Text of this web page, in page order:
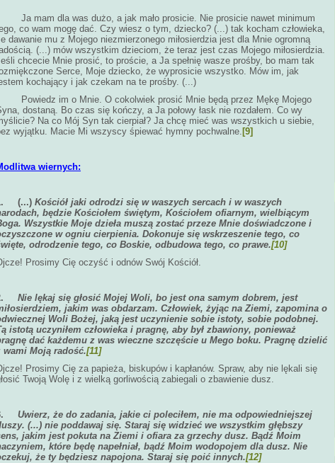
Ja mam dla was dużo, a jak mało prosicie. Nie prosicie nawet minimum
co wam mogę dać. Czy wiesz o tym, dziecko? (...) tak kocham człowieka,
dawanie mu z Mojego niezmierzonego miłosierdzia jest dla Mnie ogromną
(...) mów wszystkim dzieciom, że teraz jest czas Mojego miłosierdzia.
chcecie Mnie prosić, to proście, a Ja spełnię wasze prośby, bo mam tak
Serce, Moje dziecko, że wyprosicie wszystko. Mów im, jak
kochający i jak czekam na te prośby. (...)
im o Mnie. O cokolwiek prosić Mnie będą przez Mękę Mojego
dostaną. Bo czas się kończy, a Ja połowy łask nie rozdałem. Co wy
Na co Mój Syn tak cierpiał? Ja chcę mieć was wszystkich u siebie,
wyjątku. Macie Mi wszyscy śpiewać hymny pochwalne. [9]
wiernych:
(...) Kościół jaki odrodzi się w waszych sercach i w waszych
będzie Kościołem świętym, Kościołem ofiarnym, wielbiącym
Wszystkie Moje dzieła muszą zostać przeze Mnie doświadczone i
w ogniu cierpienia. Dokonuje się wskrzeszenie tego, co
odrodzenie tego, co Boskie, odbudowa tego, co prawe.[10]
Prosimy Cię oczyść i odnów Swój Kościół.
Nie lękaj się głosić Mojej Woli, bo jest ona samym dobrem, jest
jakim was obdarzam. Człowiek, żyjąc na Ziemi, zapomina o
Woli Bożej, jaką jest uczynienie sobie istoty, sobie podobnej.
istotą uczyniłem człowieka i pragnę, aby był zbawiony, ponieważ
dać każdemu z was wieczne szczęście u Mego boku. Pragnę dzielić
wami Moją radość.[11]
Prosimy Cię za papieża, biskupów i kapłanów. Spraw, aby nie lękali się
Twoją Wolę i z wielką gorliwością zabiegali o zbawienie dusz.
Uwierz, że do zadania, jakie ci poleciłem, nie ma odpowiedniejszej
(...) nie poddawaj się. Staraj się widzieć we wszystkim głębszy
jakim jest pokuta na Ziemi i ofiara za grzechy dusz. Bądź Moim
które będę napełniał, bądź Moim wodopojem dla dusz. Nie
że ty będziesz napojona. Staraj się poić innych.[12]